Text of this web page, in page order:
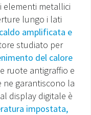
elementi metallici
lungo i lati
amplificata e
studiato per
del calore
ruote antigraffio e
ne garantiscono la
display digitale è
impostata,